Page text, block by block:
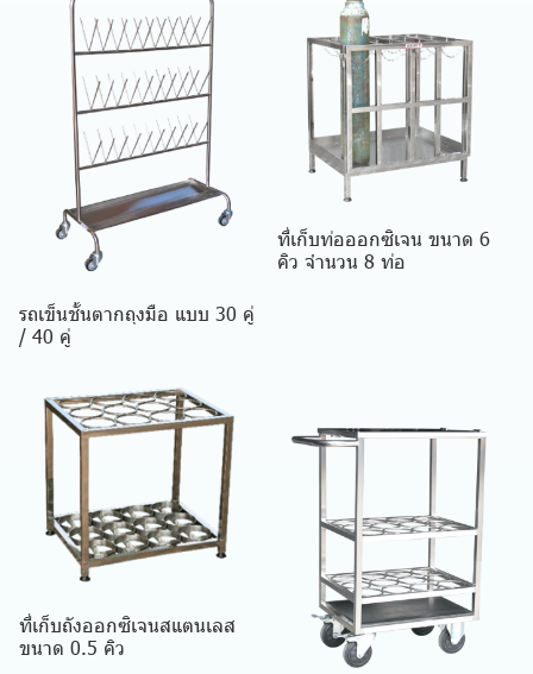
รถเข็นชั้นตากถุงมือ แบบ 30 คู่
/ 40 คู่
ที่เก็บท่อออกซิเจน ขนาด 6
คิว จำนวน 8 ท่อ
ที่เก็บถังออกซิเจนสแตนเลส
ขนาด 0.5 คิว